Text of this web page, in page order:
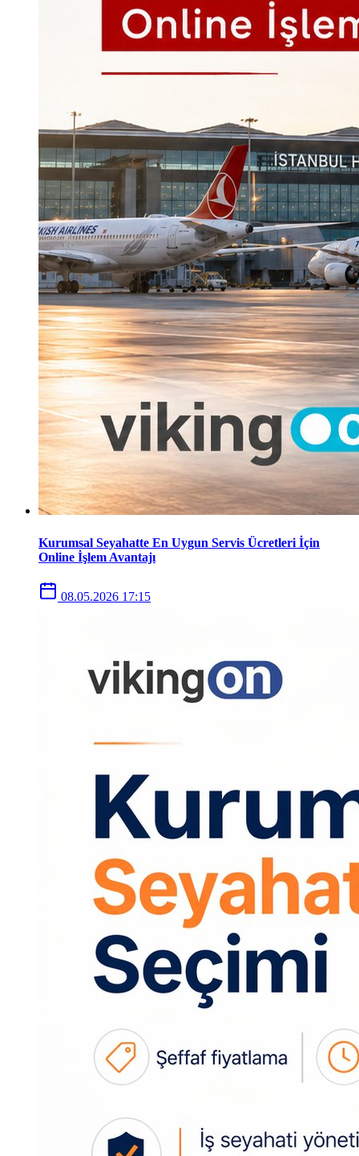
Kurumsal Seyahatte En Uygun Servis Ücretleri İçin
Online İşlem Avantajı
08.05.2026 17:15